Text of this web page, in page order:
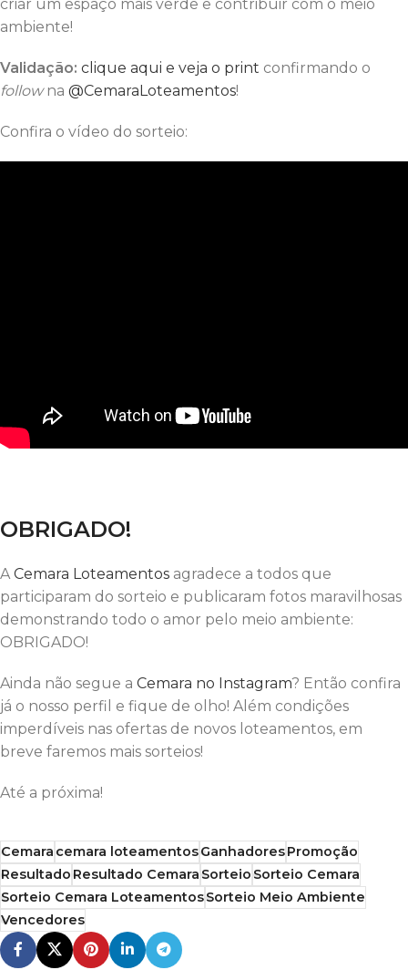
criar um espaço mais verde e contribuir com o meio
ambiente!
Validação: clique aqui e veja o print confirmando o
followna @CemaraLoteamentos!
Confira o vídeo do sorteio:
OBRIGADO!
ACemara Loteamentos agradece a todos que
participaram do sorteio e publicaram fotos maravilhosas
demonstrando todo o amor pelo meio ambiente:
OBRIGADO!
Ainda não segue a Cemara no Instagram? Então confira
já o nosso perfil e fique de olho! Além condições
imperdíveis nas ofertas de novos loteamentos, em
breve faremos mais sorteios!
Até a próxima!
Cemaracemara loteamentosGanhadoresPromoção
ResultadoResultado CemaraSorteioSorteio Cemara
Sorteio Cemara LoteamentosSorteio Meio Ambiente
Vencedores